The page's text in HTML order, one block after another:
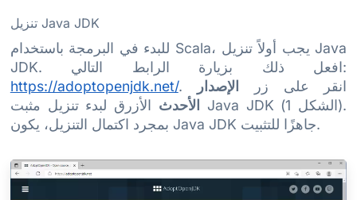
تنزيل Java JDK
للبدء في البرمجة باستخدام Scala، يجب أولاً تنزيل Java
JDK. افعل ذلك بزيارة الرابط التالي:
https://adoptopenjdk.net/
. انقر على زر الإصدار
الأحدث الأزرق لبدء تنزيل مثبت Java JDK (الشكل 1).
بمجرد اكتمال التنزيل، يكون Java JDK جاهزًا للتثبيت.